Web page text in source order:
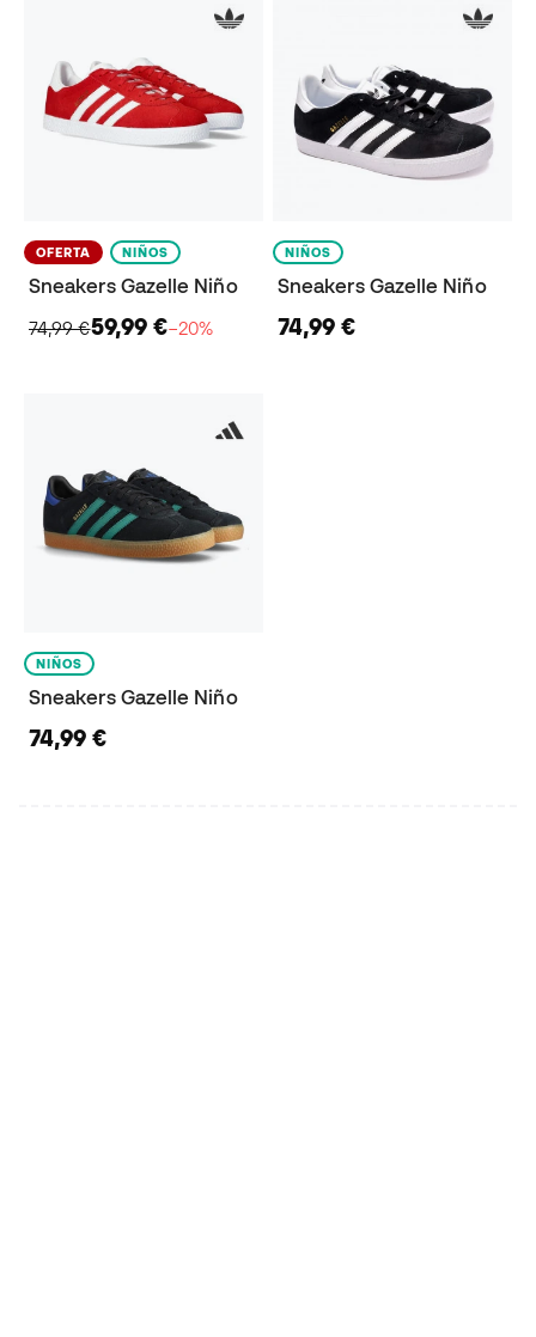
OFERTA NIÑOS
Sneakers Gazelle Niño
74,99 €59,99 €−20%
NIÑOS
Sneakers Gazelle Niño
74,99 €
NIÑOS
Sneakers Gazelle Niño
74,99 €